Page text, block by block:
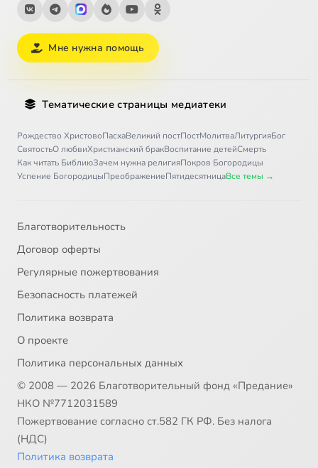
Мне нужна помощь
Тематические страницы медиатеки
Рождество ХристовоПасхаВеликий постПостМолитваЛитургияБог
СвятостьО любвиХристианский бракВоспитание детейСмерть
Как читать БиблиюЗачем нужна религияПокров Богородицы
Успение БогородицыПреображениеПятидесятницаВсе темы →
Благотворительность
Договор оферты
Регулярные пожертвования
Безопасность платежей
Политика возврата
О проекте
Политика персональных данных
© 2008 — 2026 Благотворительный фонд «Предание»
НКО №7712031589
Пожертвование согласно ст.582 ГК РФ. Без налога
(НДС)
Политика возврата